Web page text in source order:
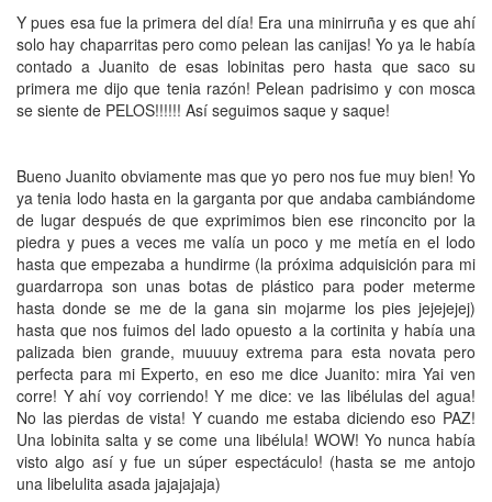
Y pues esa fue la primera del día! Era una minirruña y es que ahí
solo hay chaparritas pero como pelean las canijas! Yo ya le había
contado a Juanito de esas lobinitas pero hasta que saco su
primera me dijo que tenia razón! Pelean padrisimo y con mosca
se siente de PELOS!!!!!! Así seguimos saque y saque!
Bueno Juanito obviamente mas que yo pero nos fue muy bien! Yo
ya tenia lodo hasta en la garganta por que andaba cambiándome
de lugar después de que exprimimos bien ese rinconcito por la
piedra y pues a veces me valía un poco y me metía en el lodo
hasta que empezaba a hundirme (la próxima adquisición para mi
guardarropa son unas botas de plástico para poder meterme
hasta donde se me de la gana sin mojarme los pies jejejejej)
hasta que nos fuimos del lado opuesto a la cortinita y había una
palizada bien grande, muuuuy extrema para esta novata pero
perfecta para mi Experto, en eso me dice Juanito: mira Yai ven
corre! Y ahí voy corriendo! Y me dice: ve las libélulas del agua!
No las pierdas de vista! Y cuando me estaba diciendo eso PAZ!
Una lobinita salta y se come una libélula! WOW! Yo nunca había
visto algo así y fue un súper espectáculo! (hasta se me antojo
una libelulita asada jajajajaja)